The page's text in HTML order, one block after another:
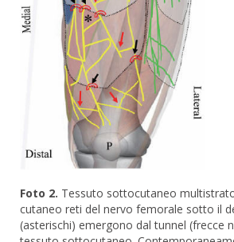
Foto 2. Tessuto sottocutaneo
cutaneo reti del nervo femorale sotto il
(asterischi) emergono dal tunnel (frecce